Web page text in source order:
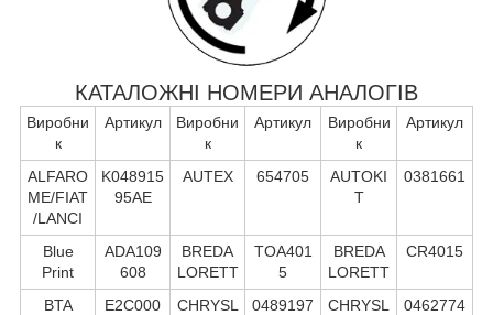
КАТАЛОЖНІ НОМЕРИ АНАЛОГІВ
Виробни
к
Артикул
Виробни
к
Артикул
Виробни
к
Артикул
ALFARO
ME/FIAT
/LANCI
K048915
95AE
AUTEX 654705
AUTOKI
T
0381661
Blue
Print
ADA109
608
BREDA
LORETT
TOA401
5
BREDA
LORETT
CR4015
BTA
E2C000
CHRYSL
0489197
CHRYSL
0462774